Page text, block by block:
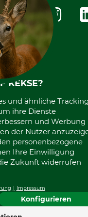
Zahlungsarten
Community
International
*Alle Preise in
KEKSE?
und ähnliche
ihre Dienste
und Werbung
der Nutzer
personenbezogene
Ihre Einwilligung
Zukunft widerrufen
Impressum
Konfigurieren